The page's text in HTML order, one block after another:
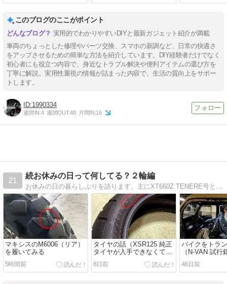
このブログのここがポイント
実用的でわかりやすいDIYと最新ガジェット紹介が満載
車両のちょっとした修理やパーツ交換、スマホの新調など、日常の快適さ
をアップさせるための簡単な方法を紹介しています。DIY経験者だけでなく
初心者にも役立つ内容で、身近なトラブル解決や便利アイテムの選び方を
丁寧に解説。実用性重視の情報が詰まった内容で、生活の質向上をサポー
トします。
1990334
週間IN:4 週間OUT:48 月間IN:16
21
続お休みの日って何してる？２輪編
お休みの日の暮らしぶりを語ります。主にXT660Z TENERE号と共に林道散策してますが、キャンプしたり、工賃節約してメンテナンスしています。
マキシスのM6006（リア）
を履いてみる
5時間前
タイヤの話（XSR125 純正
タイヤが入手できなくて迷
走中）
6日前
バイクをトラ
（N-VAN 試行
48日前